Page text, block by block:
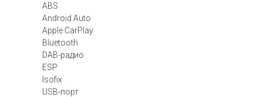
ABS
Android Auto
Apple CarPlay
Bluetooth
DAB-радио
ESP
Isofix
USB-порт